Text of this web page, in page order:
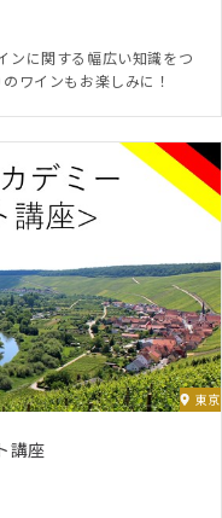
ンに関する幅広い知識をつ
ワインもお楽しみに！
東京
講座